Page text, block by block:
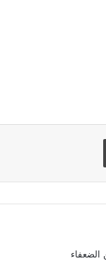
طباعة